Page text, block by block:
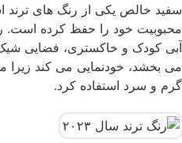
سفید خالص یکی از رنگ های ترند
محبوبیت خود را حفظ کرده است.
آبی کودک و خاکستری، فضایی
می بخشد، خودنمایی می کند زیرا
گرم و سرد استفاده کرد.